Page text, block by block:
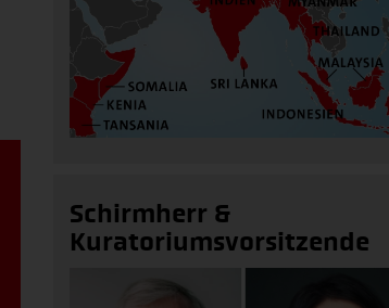
Schirmherr &
Kuratoriumsvorsitzende